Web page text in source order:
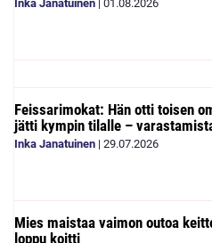
Inka Janatuinen | 01.08.2026
Feissarimokat: Hän otti toisen
jätti kympin tilalle –
Inka Janatuinen | 29.07.2026
Mies maistaa vaimon outoa
loppu koitti